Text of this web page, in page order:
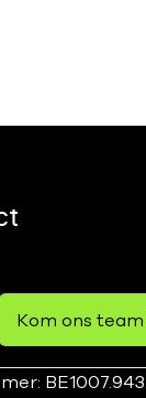
Kom ons